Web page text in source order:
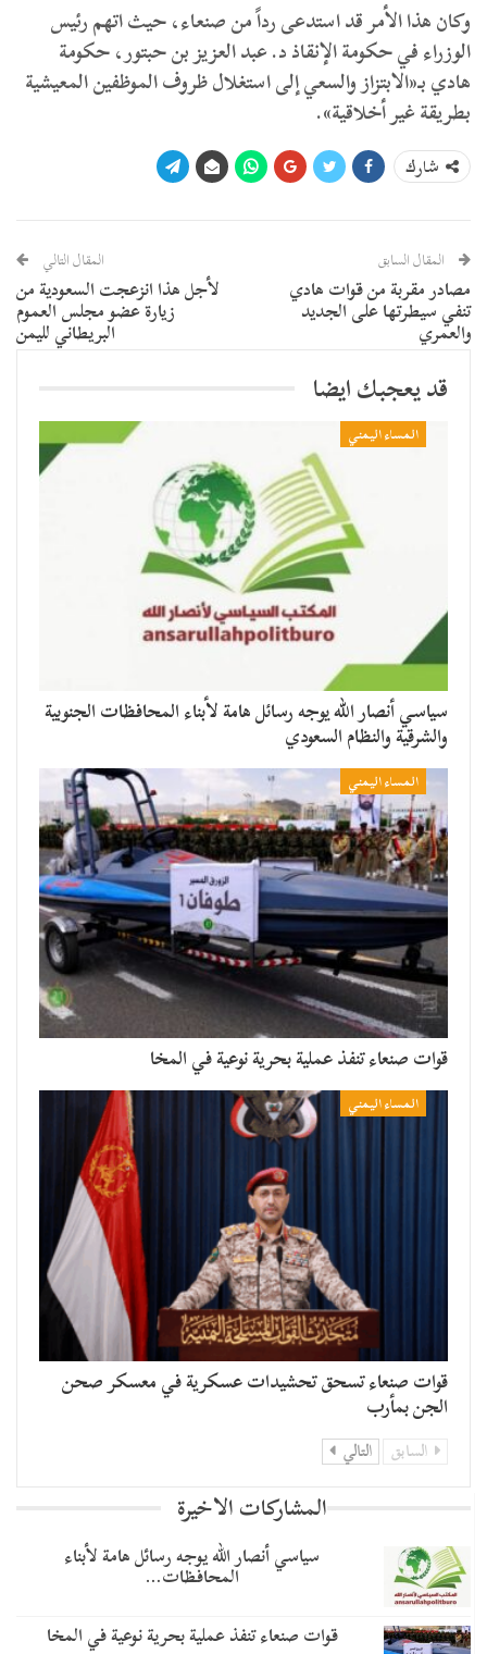
وكان هذا الأمر قد استدعى رداً من صنعاء، حيث اتهم رئيس
الوزراء في حكومة الإنقاذ د. عبد العزيز بن حبتور، حكومة
هادي بـ«الابتزاز والسعي إلى استغلال ظروف الموظفين المعيشية
بطريقة غير أخلاقية».
شارك
المقال السابق
مصادر مقربة من قوات هادي
تنفي سيطرتها على الجديد
والعمري
المقال التالي
لأجل هذا انزعجت السعودية من
زيارة عضو مجلس العموم
البريطاني لليمن
قد يعجبك ايضا
المساء اليمني
سياسي أنصار الله يوجه رسائل هامة لأبناء المحافظات الجنوبية
والشرقية والنظام السعودي
المساء اليمني
قوات صنعاء تنفذ عملية بحرية نوعية في المخا
المساء اليمني
قوات صنعاء تسحق تحشيدات عسكرية في معسكر صحن
الجن بمأرب
السابق التالي
المشاركات الاخيرة
سياسي أنصار الله يوجه رسائل هامة لأبناء
المحافظات…
قوات صنعاء تنفذ عملية بحرية نوعية في المخا